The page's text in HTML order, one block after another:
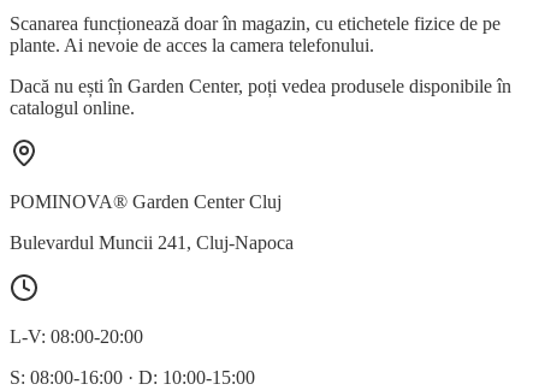
Scanarea funcționează doar în magazin, cu etichetele fizice de pe
plante. Ai nevoie de acces la camera telefonului.
Dacă nu ești în Garden Center, poți vedea produsele disponibile în
catalogul online.
POMINOVA® Garden Center Cluj
Bulevardul Muncii 241 , Cluj-Napoca
L-V: 08:00-20:00
S: 08:00-16:00 · D: 10:00-15:00